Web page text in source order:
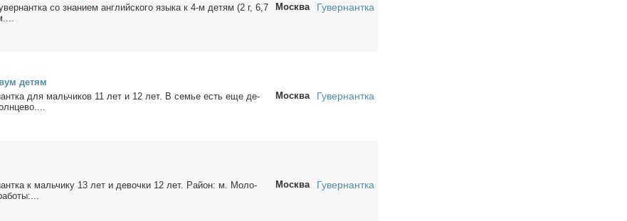
со зна­ни­ем ан­глий­ско­го язы­ка к 4-м де­тям (2 г, 6,7
Москва Гувернантка
де­тям
для маль­чи­ков 11 лет и 12 лет. В се­мье есть еще де­
Москва Гувернантка
к маль­чи­ку 13 лет и де­воч­ки 12 лет. Рай­он: м. Мо­ло­
Москва Гувернантка